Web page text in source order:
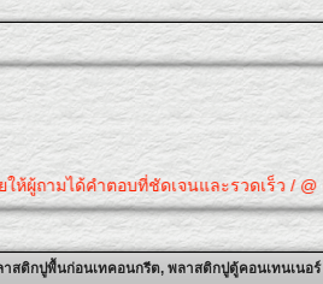
ได้คำตอบที่ชัดเจนและรวดเร็ว / @ คุณไ
าสติกปูพื้นก่อนเทคอนกรีต, พลาสติกปูตู้คอนเทนเนอร์